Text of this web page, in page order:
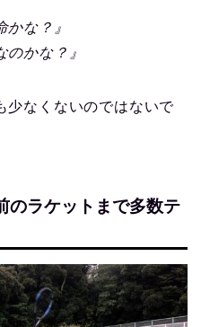
かな？』
のかな？』
少なくないのではないで
のラケットまで多数テ